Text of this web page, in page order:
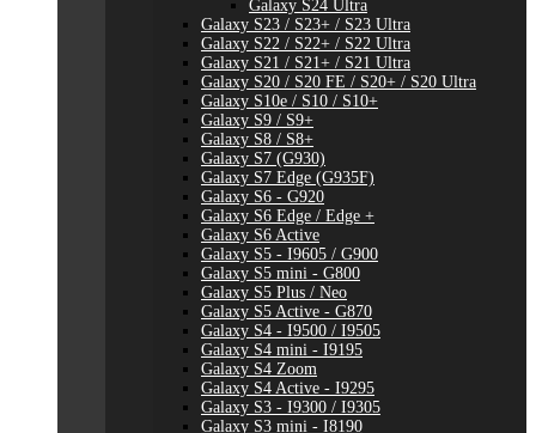
Galaxy S24 Ultra
Galaxy S23 / S23+ / S23 Ultra
Galaxy S22 / S22+ / S22 Ultra
Galaxy S21 / S21+ / S21 Ultra
Galaxy S20 / S20 FE / S20+ / S20 Ultra
Galaxy S10e / S10 / S10+
Galaxy S9 / S9+
Galaxy S8 / S8+
Galaxy S7 (G930)
Galaxy S7 Edge (G935F)
Galaxy S6 - G920
Galaxy S6 Edge / Edge +
Galaxy S6 Active
Galaxy S5 - I9605 / G900
Galaxy S5 mini - G800
Galaxy S5 Plus / Neo
Galaxy S5 Active - G870
Galaxy S4 - I9500 / I9505
Galaxy S4 mini - I9195
Galaxy S4 Zoom
Galaxy S4 Active - I9295
Galaxy S3 - I9300 / I9305
Galaxy S3 mini - I8190